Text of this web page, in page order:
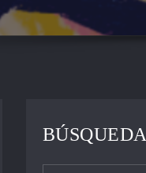
BÚSQUEDA